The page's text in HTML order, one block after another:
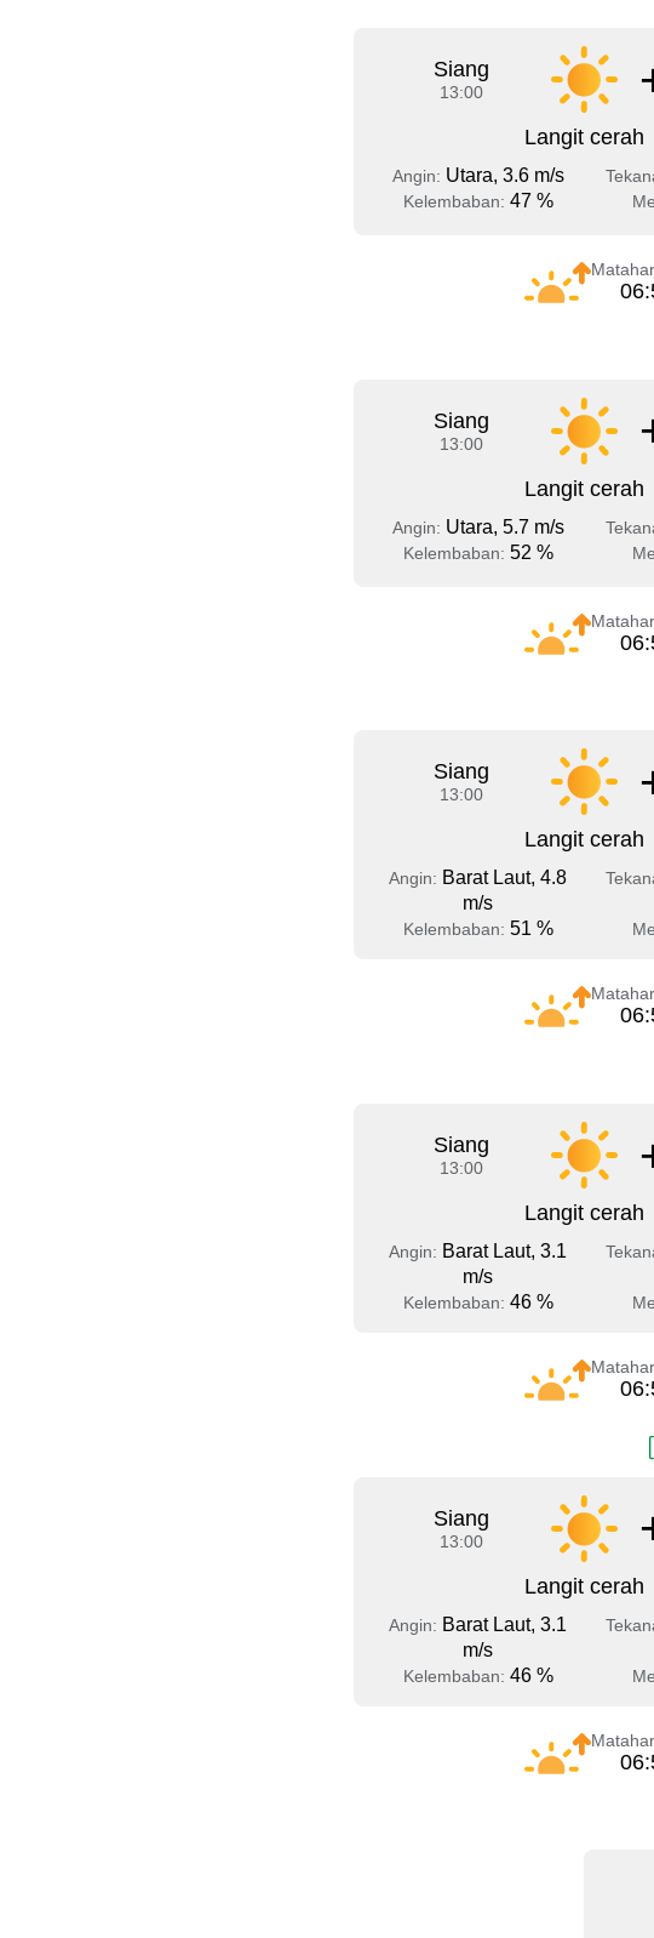
Siang
13:00
Langit cerah
Angin: Utara, 3.6 m/s
Kelembaban: 47 %
Siang
13:00
Langit cerah
Angin: Utara, 5.7 m/s
Kelembaban: 52 %
Siang
13:00
Langit cerah
Angin: Barat Laut, 4.8
m/s
Kelembaban: 51 %
Siang
13:00
Langit cerah
Angin: Barat Laut, 3.1
m/s
Kelembaban: 46 %
Siang
13:00
Langit cerah
Angin: Barat Laut, 3.1
m/s
Kelembaban: 46 %